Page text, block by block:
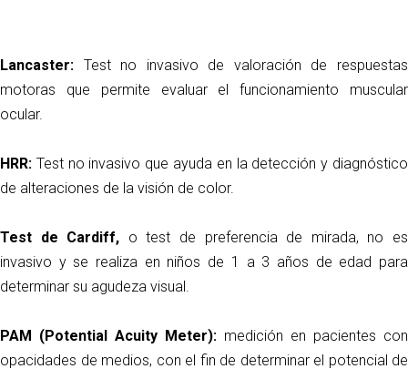
Lancaster: Test no invasivo de valoración de respuestas
motoras que permite evaluar el funcionamiento muscular
ocular.
HRR: Test no invasivo que ayuda en la detección y diagnóstico
de alteraciones de la visión de color.
Test de Cardiff, o test de preferencia de mirada, no es
invasivo y se realiza en niños de 1 a 3 años de edad para
determinar su agudeza visual.
PAM (Potential Acuity Meter): medición en pacientes con
opacidades de medios, con el fin de determinar el potencial de